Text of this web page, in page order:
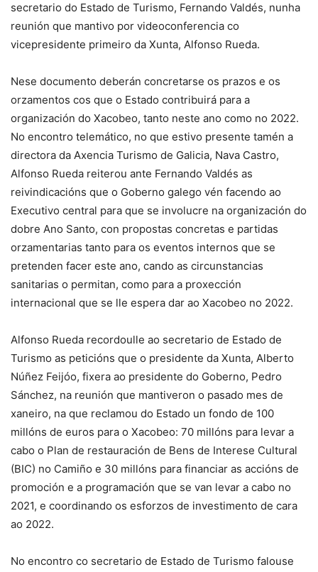
secretario do Estado de Turismo, Fernando Valdés, nunha
reunión que mantivo por videoconferencia co
vicepresidente primeiro da Xunta, Alfonso Rueda.
Nese documento deberán concretarse os prazos e os
orzamentos cos que o Estado contribuirá para a
organización do Xacobeo, tanto neste ano como no 2022.
No encontro telemático, no que estivo presente tamén a
directora da Axencia Turismo de Galicia, Nava Castro,
Alfonso Rueda reiterou ante Fernando Valdés as
reivindicacións que o Goberno galego vén facendo ao
Executivo central para que se involucre na organización do
dobre Ano Santo, con propostas concretas e partidas
orzamentarias tanto para os eventos internos que se
pretenden facer este ano, cando as circunstancias
sanitarias o permitan, como para a proxección
internacional que se lle espera dar ao Xacobeo no 2022.
Alfonso Rueda recordoulle ao secretario de Estado de
Turismo as peticións que o presidente da Xunta, Alberto
Núñez Feijóo, fixera ao presidente do Goberno, Pedro
Sánchez, na reunión que mantiveron o pasado mes de
xaneiro, na que reclamou do Estado un fondo de 100
millóns de euros para o Xacobeo: 70 millóns para levar a
cabo o Plan de restauración de Bens de Interese Cultural
(BIC) no Camiño e 30 millóns para financiar as accións de
promoción e a programación que se van levar a cabo no
2021, e coordinando os esforzos de investimento de cara
ao 2022.
No encontro co secretario de Estado de Turismo falouse